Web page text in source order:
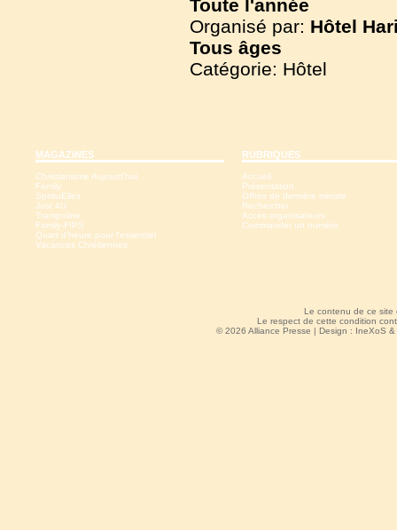
Toute l'année
Organisé par: Hôtel
Tous âges
Catégorie: Hôtel
MAGAZINES
Christianisme Aujourd'hui
Family
SpirituElles
Just 4U
Trampoline
Family-FIPS
Quart d'heure pour l'essentiel
Vacances Chrétiennes
RUBRIQUES
Accueil
Présentation
Offres de dernière minute
Rechercher
Accès organisateurs
Commander un numéro
Le contenu de ce site
Le respect de cette condition
© 2026 Alliance Presse | Design : IneXoS &